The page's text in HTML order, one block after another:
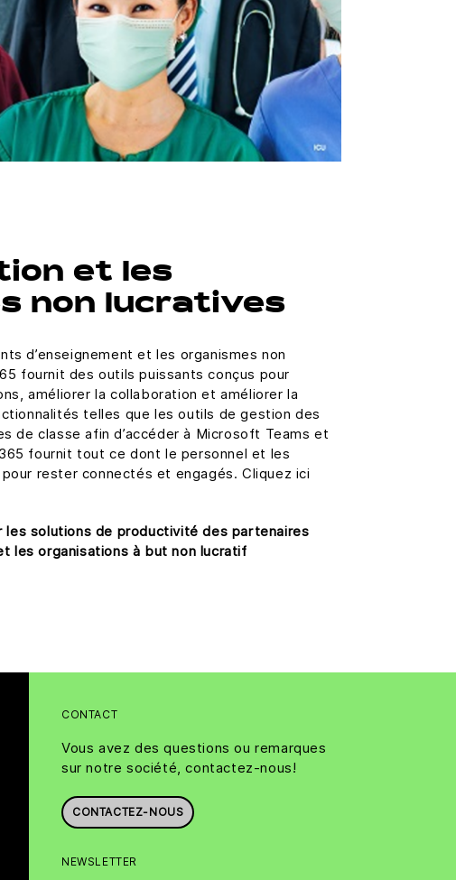
et les
non lucratives
d’enseignement et les organismes non
fournit des outils puissants conçus pour
améliorer la collaboration et améliorer la
telles que les outils de gestion des
de classe afin d’accéder à Microsoft Teams et
fournit tout ce dont le personnel et les
rester connectés et engagés. Cliquez ici
les solutions de productivité des partenaires
les organisations à but non lucratif
CONTACT
Vous avez des questions ou remarques
sur notre société, contactez-nous!
CONTACTEZ-NOUS
NEWSLETTER